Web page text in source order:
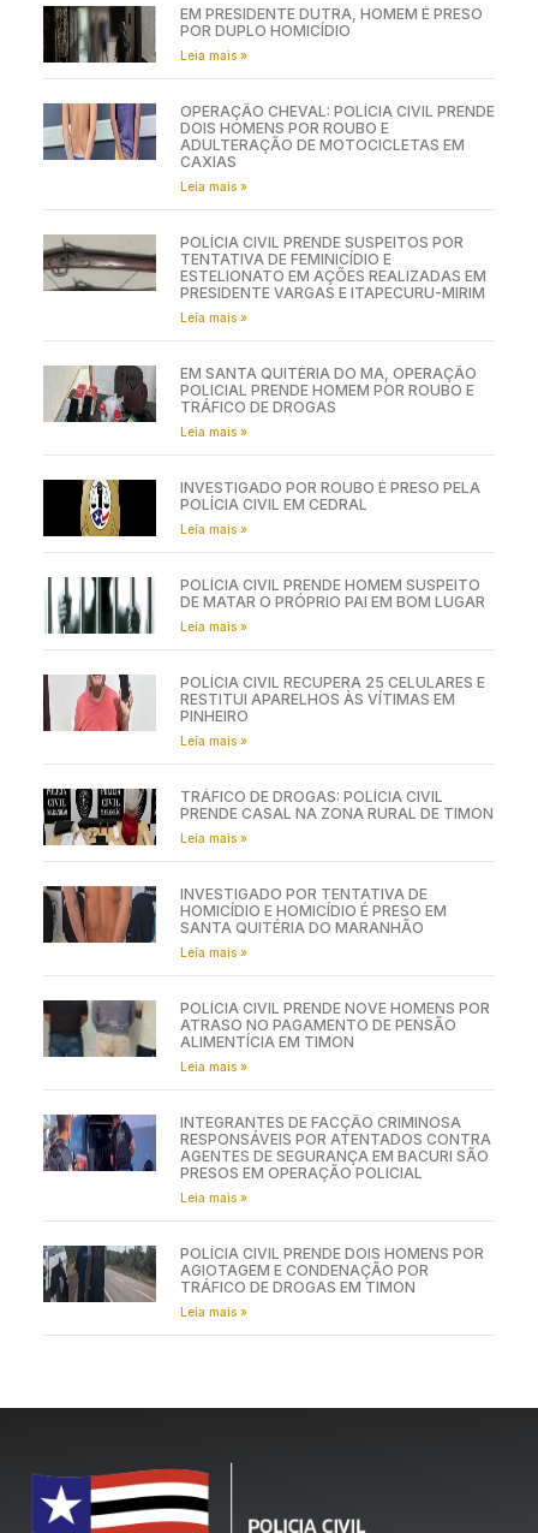
EM PRESIDENTE DUTRA, HOMEM É PRESO
POR DUPLO HOMICÍDIO
Leia mais »
OPERAÇÃO CHEVAL: POLÍCIA CIVIL PRENDE
DOIS HOMENS POR ROUBO E
ADULTERAÇÃO DE MOTOCICLETAS EM
CAXIAS
Leia mais »
POLÍCIA CIVIL PRENDE SUSPEITOS POR
TENTATIVA DE FEMINICÍDIO E
ESTELIONATO EM AÇÕES REALIZADAS EM
PRESIDENTE VARGAS E ITAPECURU-MIRIM
Leia mais »
EM SANTA QUITÉRIA DO MA, OPERAÇÃO
POLICIAL PRENDE HOMEM POR ROUBO E
TRÁFICO DE DROGAS
Leia mais »
INVESTIGADO POR ROUBO É PRESO PELA
POLÍCIA CIVIL EM CEDRAL
Leia mais »
POLÍCIA CIVIL PRENDE HOMEM SUSPEITO
DE MATAR O PRÓPRIO PAI EM BOM LUGAR
Leia mais »
POLÍCIA CIVIL RECUPERA 25 CELULARES E
RESTITUI APARELHOS ÀS VÍTIMAS EM
PINHEIRO
Leia mais »
TRÁFICO DE DROGAS: POLÍCIA CIVIL
PRENDE CASAL NA ZONA RURAL DE TIMON
Leia mais »
INVESTIGADO POR TENTATIVA DE
HOMICÍDIO E HOMICÍDIO É PRESO EM
SANTA QUITÉRIA DO MARANHÃO
Leia mais »
POLÍCIA CIVIL PRENDE NOVE HOMENS POR
ATRASO NO PAGAMENTO DE PENSÃO
ALIMENTÍCIA EM TIMON
Leia mais »
INTEGRANTES DE FACÇÃO CRIMINOSA
RESPONSÁVEIS POR ATENTADOS CONTRA
AGENTES DE SEGURANÇA EM BACURI SÃO
PRESOS EM OPERAÇÃO POLICIAL
Leia mais »
POLÍCIA CIVIL PRENDE DOIS HOMENS POR
AGIOTAGEM E CONDENAÇÃO POR
TRÁFICO DE DROGAS EM TIMON
Leia mais »